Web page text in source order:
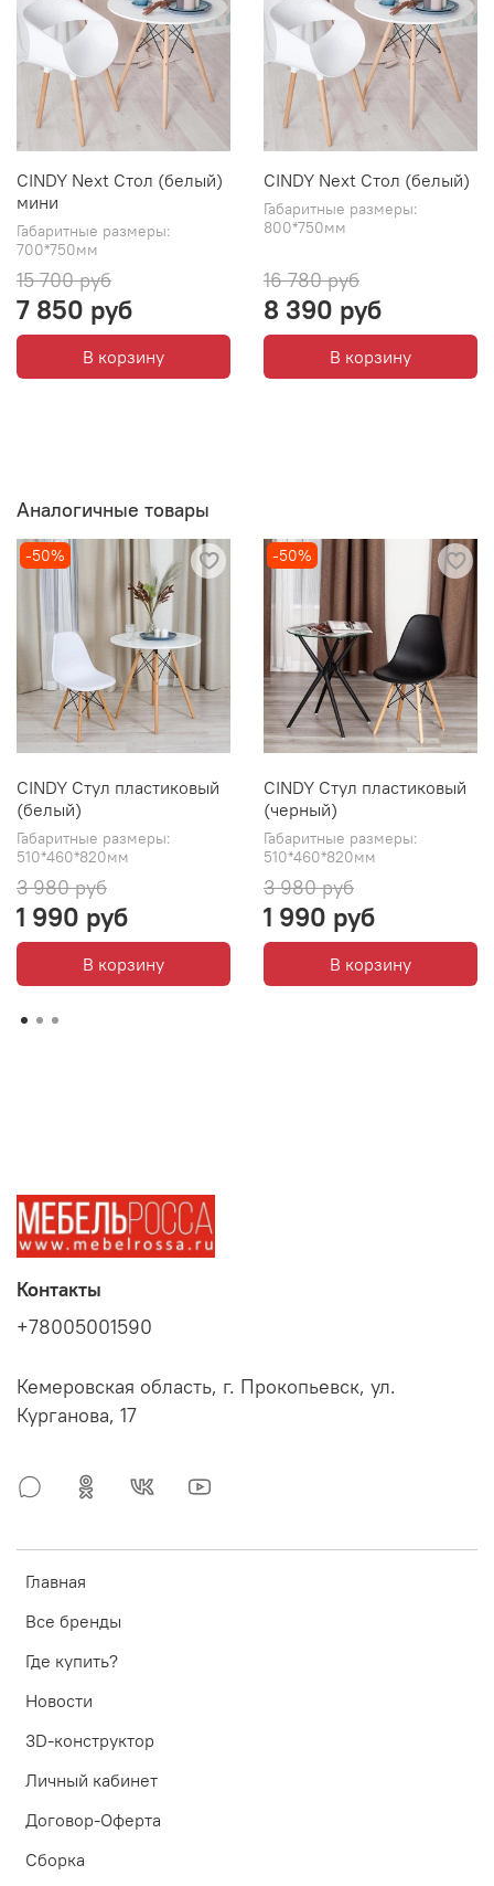
CINDY Next Стол (белый)
мини
Габаритные размеры:
700*750мм
15 700 руб
7 850 руб
В корзину
CINDY Next Стол (белый)
Габаритные размеры:
800*750мм
16 780 руб
8 390 руб
В корзину
Аналогичные товары
-50%
CINDY Стул пластиковый
(белый)
Габаритные размеры:
510*460*820мм
3 980 руб
1 990 руб
В корзину
-50%
CINDY Стул пластиковый
(черный)
Габаритные размеры:
510*460*820мм
3 980 руб
1 990 руб
В корзину
Главная
Все бренды
Где купить?
Новости
3D-конструктор
Личный кабинет
Договор-Оферта
Сборка
Контакты
+78005001590
Кемеровская область, г. Прокопьевск, ул.
Курганова, 17